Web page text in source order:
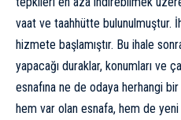
vaat ve taahhütte bulunulmuştur.
hizmete başlamıştır. Bu ihale
yapacağı duraklar, konumları ve
esnafına ne de odaya herhangi
hem var olan esnafa, hem de